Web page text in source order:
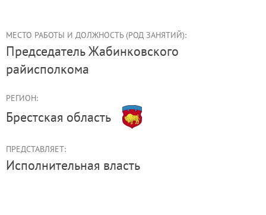
МЕСТО РАБОТЫ И ДОЛЖНОСТЬ (РОД ЗАНЯТИЙ):
председатель Жабинковского
райисполкома
РЕГИОН:
Брестская область
ПРЕДСТАВЛЯЕТ:
Иcполнительная власть